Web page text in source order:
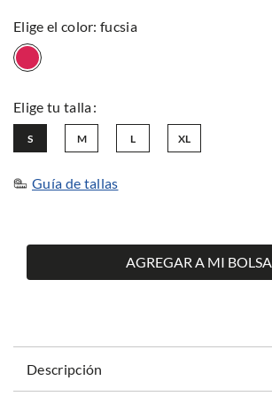
: fucsia
L
M
S XL
Guía de tallas
AGREGAR A MI BOLSA
Descripción